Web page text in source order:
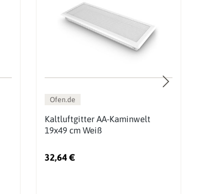
Ofen.de
Kaltluftgitter AA-Kaminwelt
19x49 cm Weiß
32,64 €